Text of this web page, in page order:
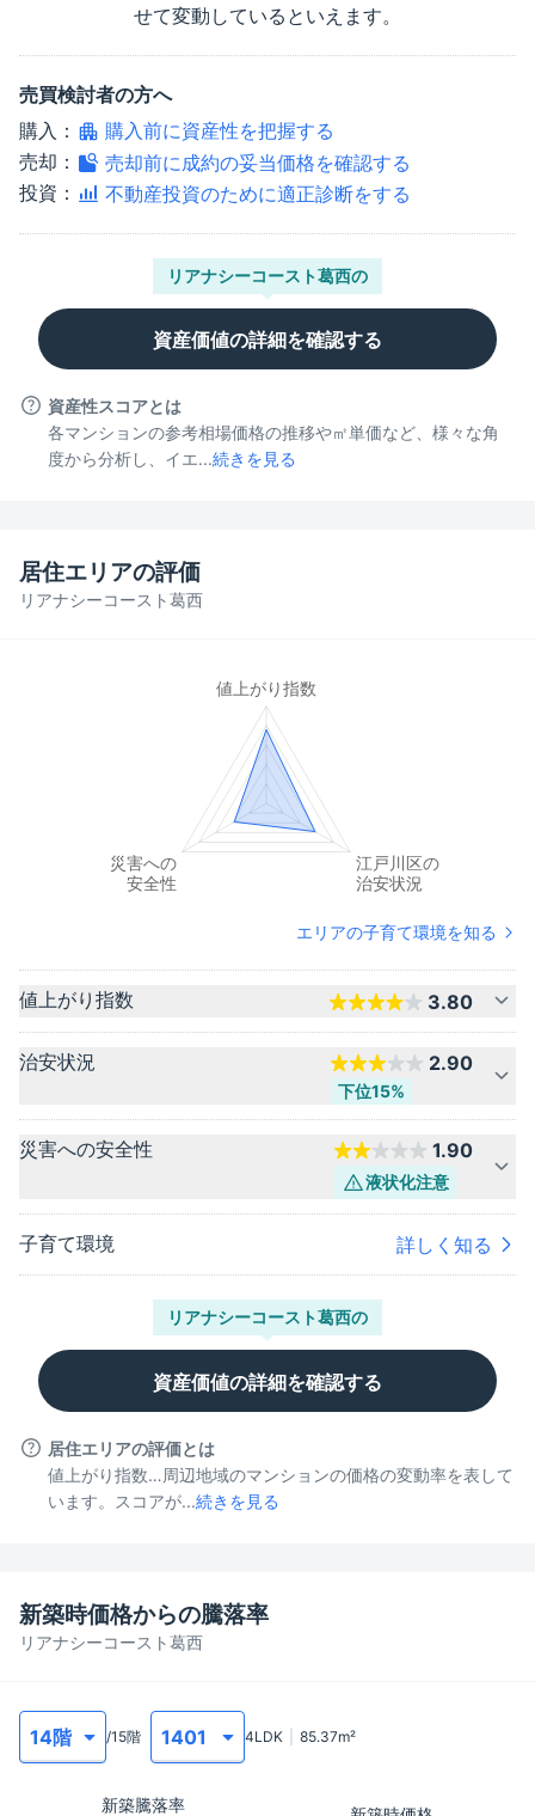
せて変動しているといえます。
売買検討者の方へ
購入：
購入前に資産性を把握する
売却：
売却前に成約の妥当価格を確認する
投資：
不動産投資のために適正診断をする
リアナシーコースト葛西の
資産価値の詳細を確認する
資産性スコアとは
各マンションの参考相場価格の推移や㎡単価など、様々な角
度から分析し、イエ...続きを見る
リアナシーコースト葛西
居住エリアの評価
エリアの子育て環境を知る
値上がり指数 3.80
治安状況 2.90
下位15%
災害への安全性 1.90
液状化注意
子育て環境 詳しく知る
リアナシーコースト葛西の
資産価値の詳細を確認する
居住エリアの評価とは
値上がり指数…周辺地域のマンションの価格の変動率を表して
います。スコアが...続きを見る
リアナシーコースト葛西
新築時価格からの騰落率
/15階 4LDK 85.37m²
新築騰落率